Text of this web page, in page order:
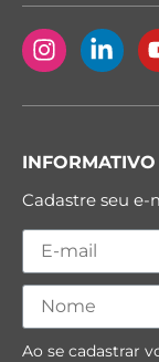
Cadastre seu e-
Ao se cadastrar